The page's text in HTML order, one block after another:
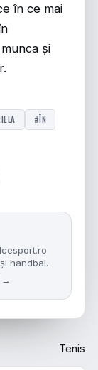
în ce mai
și
#ÎN
handbal.
→
Tenis